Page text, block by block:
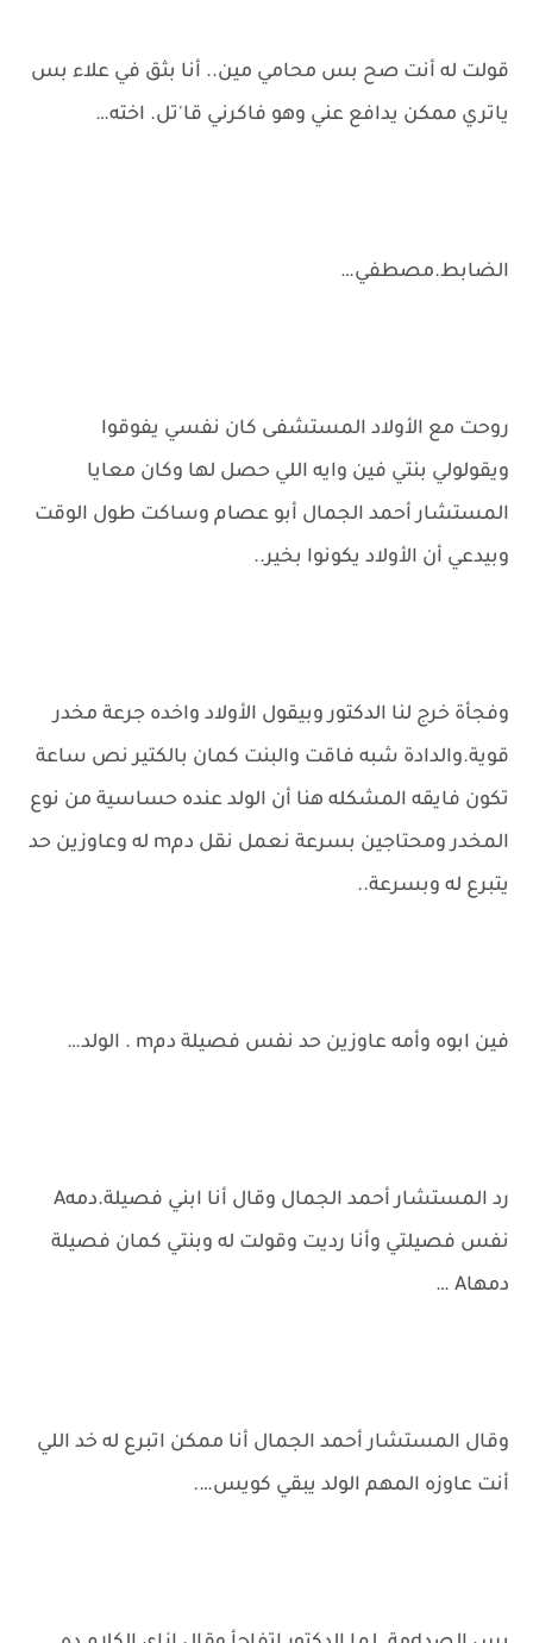
قولت له أنت صح بس محامي مين.. أنا بثق في علاء بس
ياتري ممكن يدافع عني وهو فاكرني قا'تل. اخته…
الضابط.مصطفي…
روحت مع الأولاد المستشفى كان نفسي يفوقوا
ويقولولي بنتي فين وايه اللي حصل لها وكان معايا
المستشار أحمد الجمال أبو عصام وساكت طول الوقت
وبيدعي أن الأولاد يكونوا بخير..
وفجأة خرج لنا الدكتور وبيقول الأولاد واخده جرعة مخدر
قوية.والدادة شبه فاقت والبنت كمان بالكتير نص ساعة
تكون فايقه المشكله هنا أن الولد عنده حساسية من نوع
المخدر ومحتاجين بسرعة نعمل نقل دمm له وعاوزين حد
يتبرع له وبسرعة..
فين ابوه وأمه عاوزين حد نفس فصيلة دمm . الولد…
رد المستشار أحمد الجمال وقال أنا ابني فصيلة.دمهA
نفس فصيلتي وأنا رديت وقولت له وبنتي كمان فصيلة
دمهاA …
وقال المستشار أحمد الجمال أنا ممكن اتبرع له خد اللي
أنت عاوزه المهم الولد يبقي كويس….